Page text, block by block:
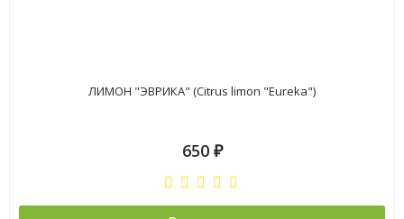
ЛИМОН "ЭВРИКА" (Citrus limon "Eureka")
650 ₽